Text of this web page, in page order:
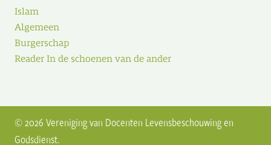
Islam
Algemeen
Burgerschap
Reader In de schoenen van de ander
© 2026 Vereniging van Docenten Levensbeschouwing en
Godsdienst.